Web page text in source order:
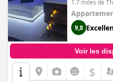
1.7 miles de
9,8
Voir les
$